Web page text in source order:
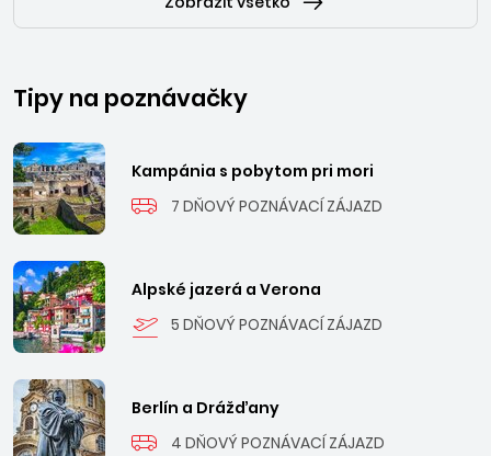
Tipy na poznávačky
Kampánia s pobytom pri mori
7 DŇOVÝ POZNÁVACÍ ZÁJAZD
Alpské jazerá a Verona
5 DŇOVÝ POZNÁVACÍ ZÁJAZD
Berlín a Drážďany
4 DŇOVÝ POZNÁVACÍ ZÁJAZD